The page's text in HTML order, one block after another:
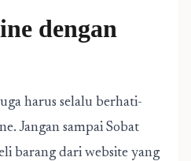
dengan
harus selalu berhati-
Jangan sampai Sobat
barang dari website yang